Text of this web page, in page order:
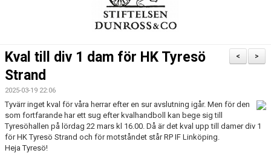
TRUPPEN
KONTAKT
USM
>
<
Kval till div 1 dam för HK Tyresö
Strand
2025-03-19 22:06
Tyvärr inget kval för våra herrar efter en sur avslutning igår. Men för den
som fortfarande har ett sug efter kvalhandboll kan bege sig till
Tyresöhallen på lördag 22 mars kl 16.00. Då är det kval upp till damer div 1
för HK Tyresö Strand och för motståndet står RP IF Linköping.
Heja Tyresö!